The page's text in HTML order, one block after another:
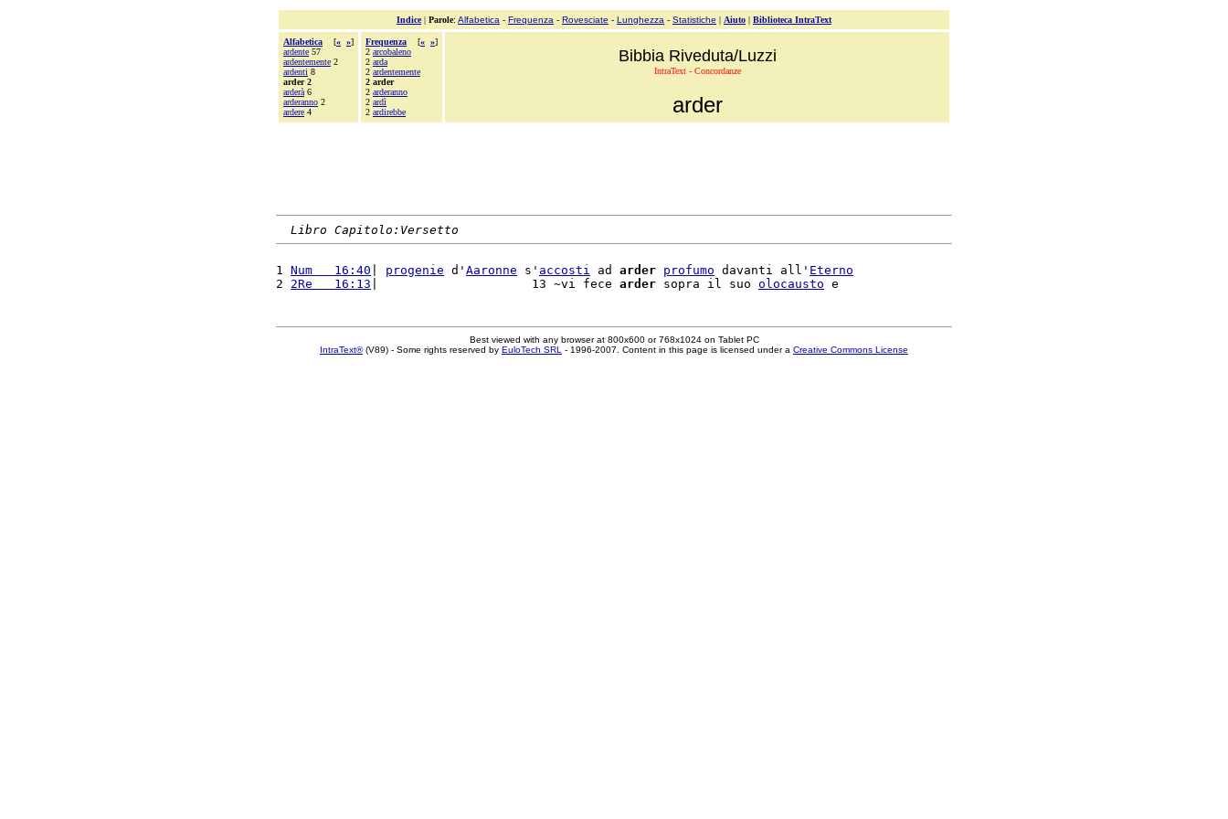
Indice| Parole: Alfabetica - Frequenza - Rovesciate - Lunghezza - Statistiche | Aiuto | Biblioteca IntraText
Alfabetica [« »]
ardente 57
ardentemente 2
ardenti 8
arder 2
arderà 6
arderanno 2
ardere 4
Frequenza [« »]
2 arcobaleno
2 arda
2 ardentemente
2 arder
2 arderanno
2 ardì
2 ardirebbe
Bibbia Riveduta/Luzzi
IntraText - Concordanze
arder
Libro Capitolo:Versetto
1 Num   16:40 progenie d' Aaronne s' accosti ad arder profumo davanti all' Eterno
2 2Re   16:13 |                     13 ~vi fece arder sopra il suo olocausto
Best viewed with any browser at 800x600 or 768x1024 on Tablet PC
IntraText®(V89) - Some rights reserved by EuloTech SRL - 1996-2007. Content in this page is licensed under a Creative Commons License